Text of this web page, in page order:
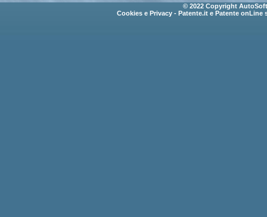
© 2022 Copyright
Cookies e Privacy - Patente.it e Patente onLine